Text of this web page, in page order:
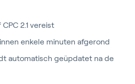
2.1 vereist
enkele minuten afgerond
automatisch geüpdatet na de